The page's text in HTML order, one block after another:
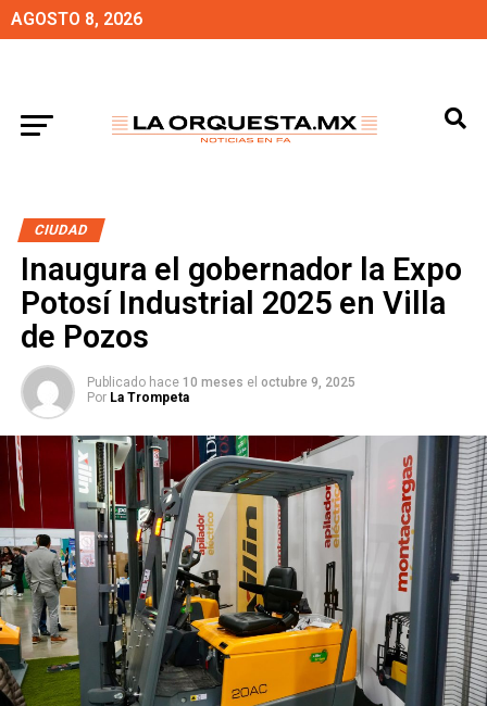
AGOSTO 8, 2026
CIUDAD
Inaugura el gobernador la Expo
Potosí Industrial 2025 en Villa
de Pozos
Publicado hace 10 meses el octubre 9, 2025
Por La Trompeta